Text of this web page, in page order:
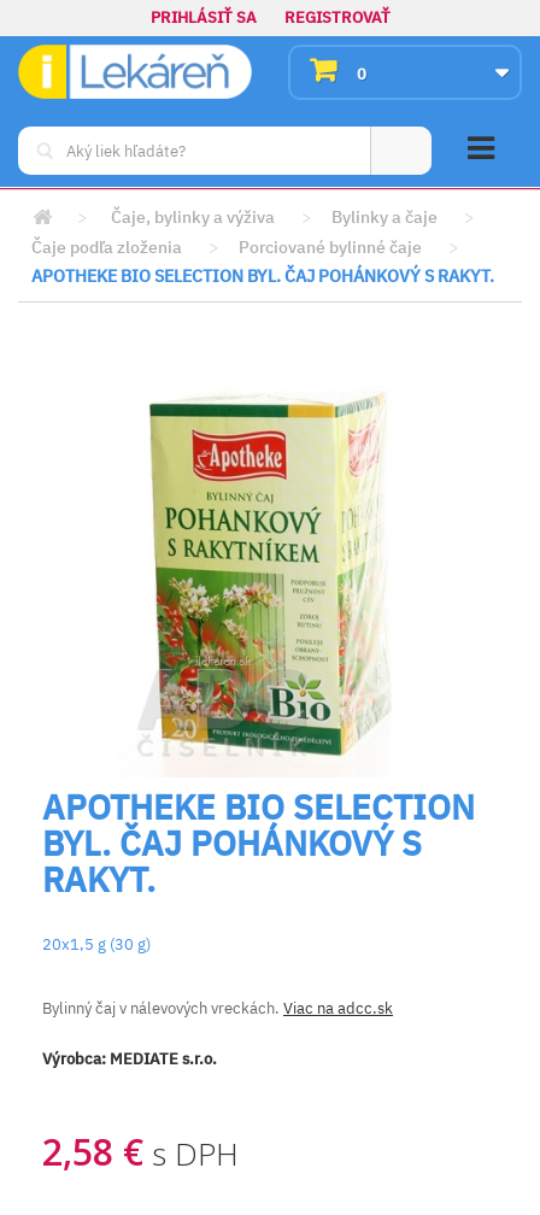
PRIHLÁSIŤ SA REGISTROVAŤ
0
> Čaje, bylinky a výživa > Bylinky a čaje
>
Čaje podľa zloženia
> Porciované bylinné čaje
>
APOTHEKE BIO SELECTION BYL. ČAJ POHÁNKOVÝ S RAKYT.
APOTHEKE BIO SELECTION
BYL. ČAJ POHÁNKOVÝ S
RAKYT.
20x1,5 g (30 g)
Bylinný čaj v nálevových vreckách. Viac na adcc.sk
Výrobca: MEDIATE s.r.o.
2,58 € s DPH